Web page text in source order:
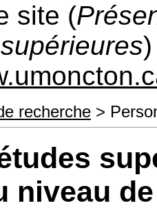
site (
)
recherche >
niveau